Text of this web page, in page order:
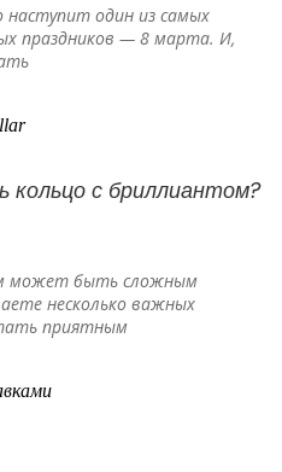
наступит один из самых
праздников — 8 марта. И,
кольцо с бриллиантом?
может быть сложным
несколько важных
приятным